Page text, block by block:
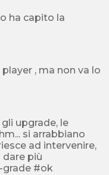
ha capito la
, ma non va lo
upgrade, le
si arrabbiano
ad intervenire,
più
grade #ok